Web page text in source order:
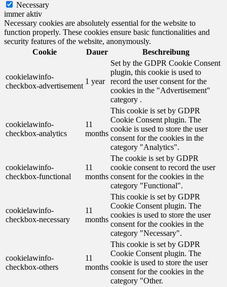
Necessary
immer aktiv
Necessary cookies are absolutely essential for the website to
function properly. These cookies ensure basic functionalities and
security features of the website, anonymously.
Cookie
Dauer Beschreibung
cookielawinfo-
checkbox-advertisement
1 year
Set by the GDPR Cookie Consent
plugin, this cookie is used to
record the user consent for the
cookies in the "Advertisement"
category .
cookielawinfo-
checkbox-analytics
11
months
This cookie is set by GDPR
Cookie Consent plugin. The
cookie is used to store the user
consent for the cookies in the
category "Analytics".
cookielawinfo-
checkbox-functional
11
months
The cookie is set by GDPR
cookie consent to record the user
consent for the cookies in the
category "Functional".
cookielawinfo-
checkbox-necessary
11
months
This cookie is set by GDPR
Cookie Consent plugin. The
cookies is used to store the user
consent for the cookies in the
category "Necessary".
cookielawinfo-
checkbox-others
11
months
This cookie is set by GDPR
Cookie Consent plugin. The
cookie is used to store the user
consent for the cookies in the
category "Other.